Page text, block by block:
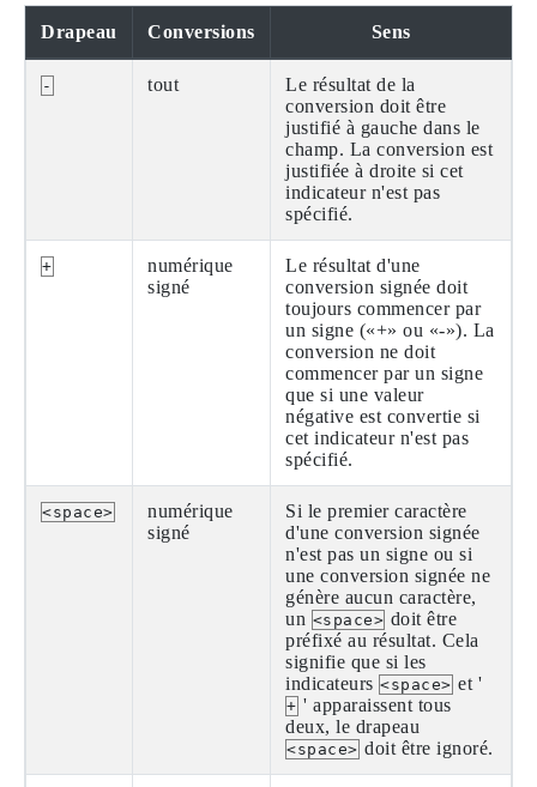
Drapeau Conversions Sens
- tout
Le résultat de la
conversion doit être
justifié à gauche dans le
champ. La conversion est
justifiée à droite si cet
indicateur n'est pas
spécifié.
+
numérique
signé
Le résultat d'une
conversion signée doit
toujours commencer par
un signe («+» ou «-»). La
conversion ne doit
commencer par un signe
que si une valeur
négative est convertie si
cet indicateur n'est pas
spécifié.
<space>
numérique
signé
Si le premier caractère
d'une conversion signée
n'est pas un signe ou si
une conversion signée ne
génère aucun caractère,
un <space> doit être
préfixé au résultat. Cela
signifie que si les
indicateurs <space> et '
+ ' apparaissent tous
deux, le drapeau
<space> doit être ignoré.